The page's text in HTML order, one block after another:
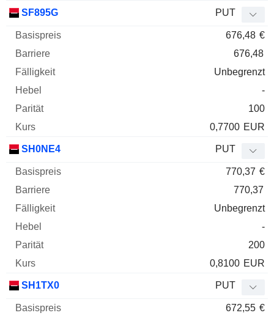
SF895G PUT
676,48 €
676,48
Unbegrenzt
-
100
0,7700 EUR
SH0NE4 PUT
770,37 €
770,37
Unbegrenzt
-
200
0,8100 EUR
SH1TX0 PUT
672,55 €